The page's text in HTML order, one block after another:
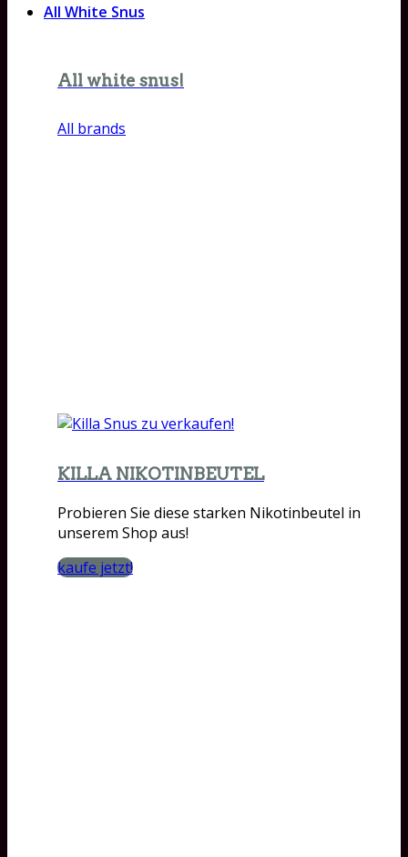
All White Snus
All white snus!
All brands
KILLA NIKOTINBEUTEL
Probieren Sie diese starken Nikotinbeutel in
unserem Shop aus!
kaufe jetzt!